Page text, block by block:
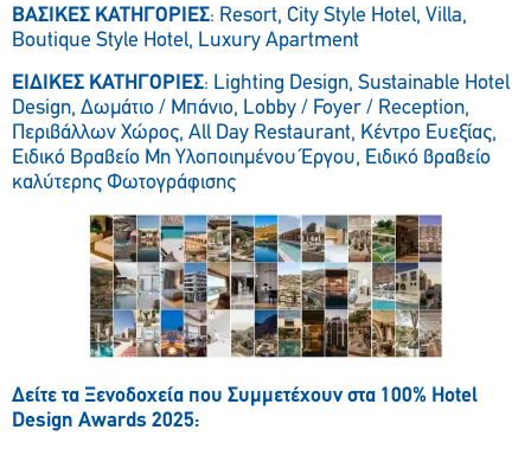
ΒΑΣΙΚΕΣ ΚΑΤΗΓΟΡΙΕΣ: Resort, City Style Hotel, Villa,
Boutique Style Hotel, Luxury Apartment
ΕΙΔΙΚΕΣ ΚΑΤΗΓΟΡΙΕΣ: Lighting Design, Sustainable Hotel
Design, Δωμάτιο / Μπάνιο, Lobby / Foyer / Reception,
Περιβάλλων Χώρος, All Day Restaurant, Κέντρο Ευεξίας,
Ειδικό Βραβείο Μη Υλοποιημένου Έργου, Ειδικό βραβείο
καλύτερης Φωτογράφισης
Δείτε τα Ξενοδοχεία που Συμμετέχουν στα 100% Hotel
Design Awards 2025: